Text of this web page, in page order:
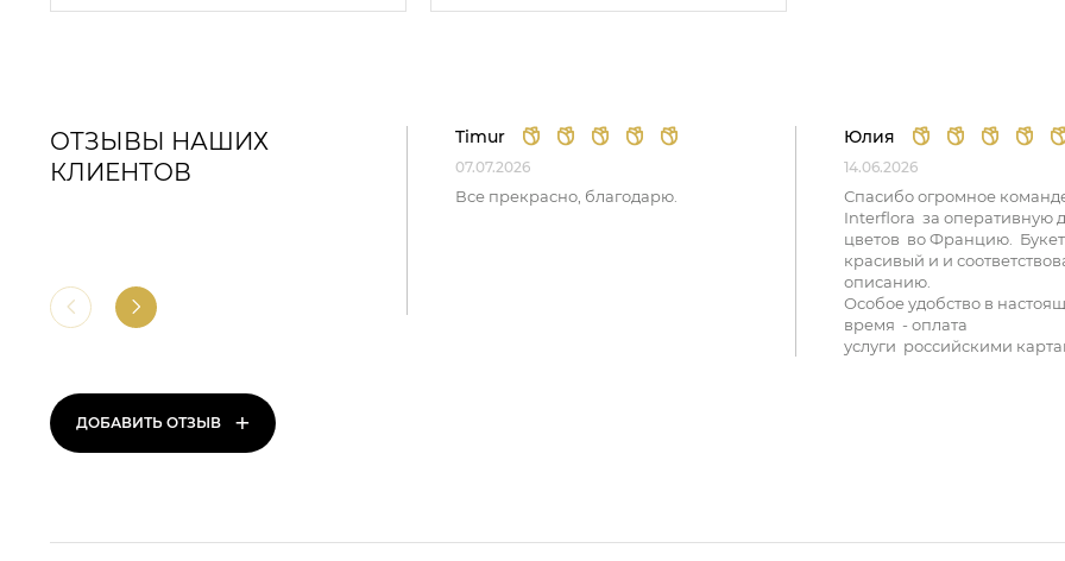
ОТЗЫВЫ НАШИХ
КЛИЕНТОВ
ДОБАВИТЬ ОТЗЫВ +
Timur
07.07.2026
Все прекрасно, благодарю.
Юлия
14.06.2026
Спасибо огромное
Interflora за оперативную
цветов во Францию.
красивый и и
описанию.
Особое удобство в
время - оплата
услуги российскими